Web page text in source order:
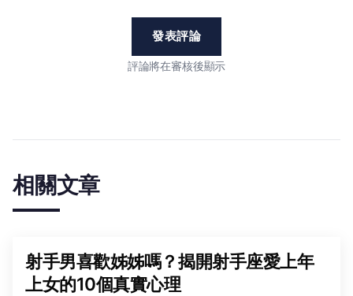
發表評論
評論將在審核後顯示
相關文章
射手男喜歡姊姊嗎？揭開射手座愛上年
上女的10個真實心理